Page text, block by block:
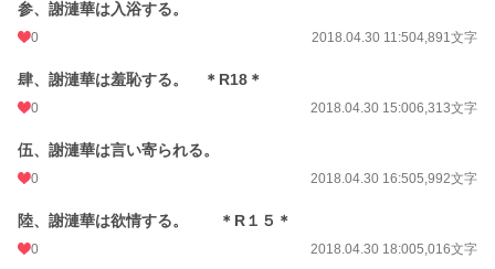
月間ポイント
年間ポイント 924 pt (86,543 位)
累計ポイント
参、謝漣華は入浴する。
0 2018.04.30 11:504,891文字
肆、謝漣華は羞恥する。 ＊R18＊
0 2018.04.30 15:006,313文字
伍、謝漣華は言い寄られる。
0 2018.04.30 16:505,992文字
陸、謝漣華は欲情する。 ＊R１５＊
0 2018.04.30 18:005,016文字